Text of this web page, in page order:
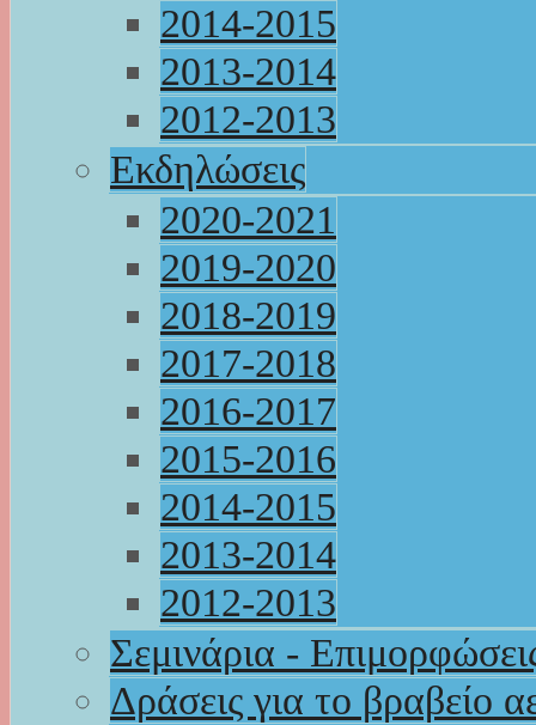
2014-2015
2013-2014
2012-2013
Εκδηλώσεις
2020-2021
2019-2020
2018-2019
2017-2018
2016-2017
2015-2016
2014-2015
2013-2014
2012-2013
Σεμινάρια -
Δράσεις για το βραβείο